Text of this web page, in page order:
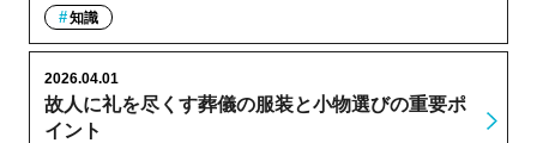
知識
故人に礼を尽くす葬儀の服装と小物選びの重要ポ
イント
2026.04.01